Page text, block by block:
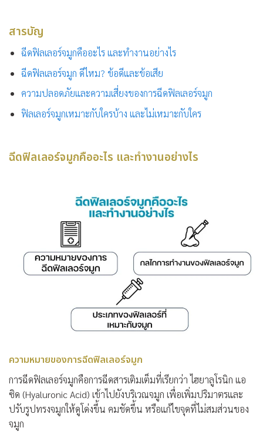
สารบัญ
ฉีดฟิลเลอร์จมูกคืออะไร และทำงานอย่างไร
ฉีดฟิลเลอร์จมูก ดีไหม? ข้อดีและข้อเสีย
ความปลอดภัยและความเสี่ยงของการฉีดฟิลเลอร์จมูก
ฟิลเลอร์จมูกเหมาะกับใครบ้าง และไม่เหมาะกับใคร
ฉีดฟิลเลอร์จมูกคืออะไร และทำงานอย่างไร
ความหมายของการฉีดฟิลเลอร์จมูก
การฉีดฟิลเลอร์จมูกคือการฉีดสารเติมเต็มที่เรียกว่า ไฮยาลูโรนิก แอ
ซิด (Hyaluronic Acid) เข้าไปยังบริเวณจมูก เพื่อเพิ่มปริมาตรและ
ปรับรูปทรงจมูกให้ดูโด่งขึ้น คมชัดขึ้น หรือแก้ไขจุดที่ไม่สมส่วนของ
จมูก